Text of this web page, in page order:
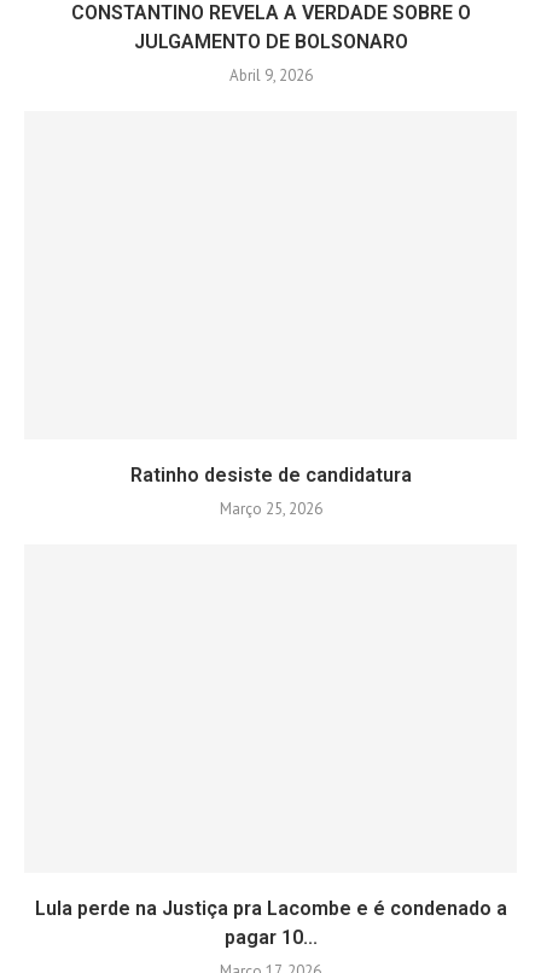
CONSTANTINO REVELA A VERDADE SOBRE O
JULGAMENTO DE BOLSONARO
Abril 9, 2026
Ratinho desiste de candidatura
Março 25, 2026
Lula perde na Justiça pra Lacombe e é condenado a
pagar 10...